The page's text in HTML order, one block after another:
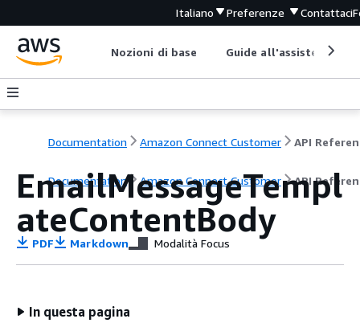
Italiano Preferenze Contattaci
Nozioni di base Guide all'assistenza
Documentation Amazon Connect Customer API
Documentation Amazon Connect Customer API
EmailMessageTempl
ateContentBody
PDF Markdown Modalità Focus
In questa pagina